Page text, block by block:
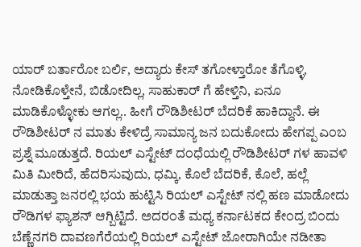
ಯಾರ್ ಬರ್ತಾರೋ ಬರ್ಲಿ, ಅದ್ಯಾರು ಕೇಸ್ ತಗೋಳ್ತಾರೋ ತೆಗೊಳ್ಳಿ,
ನೋಡಿಕೊಳ್ತೇನೆ, ಬಿಡೋದಿಲ್ಲ, ಸಾಹುಕಾರ್ ಗೆ ಹೇಳ್ತಿನಿ, ಏನೂ
ಮಾಡಿಕೊಳ್ಳೋಕು ಆಗಲ್ಲ.. ಹೀಗೆ ರೌಡಿಶೀಟರ್ ಬೆದರಿಕೆ ಹಾಕಿದ್ದಾನೆ. ಈ
ರೌಡಿಶೀಟರ್ ನ ಮಾತು ಕೇಳಿದ್ರೆ ಸಾಮಾನ್ಯ ಜನ ಬದುಕೋದು ಹೇಗಪ್ಪ ಎಂಬ
ಪ್ರಶ್ನೆ ಮೂಡುತ್ತದೆ. ರಿಯಲ್ ಎಸ್ಟೇಟ್ ದಂಧೆಯಲ್ಲಿ ರೌಡಿಶೀಟರ್ ಗಳ ಹಾವಳಿ
ಮಿತಿ ಮೀರಿದೆ, ಹೆದರಿಸುವುದು, ಧಮ್ಕಿ, ಕೊಲೆ ಬೆದರಿಕೆ, ಕೊಲೆ, ಹಲ್ಲೆ
ಮಾಡುತ್ತಾ ಜನರಲ್ಲಿ ಭಯ ಹುಟ್ಟಿಸಿ ರಿಯಲ್ ಎಸ್ಟೇಟ್ ನಲ್ಲಿ ಹಣ ಮಾಡೋದು
ರೌಡಿಗಳ ಫ್ಯಾಶನ್ ಆಗ್ಬಿಟ್ಟಿದೆ. ಅದರಂತೆ ಮಧ್ಯ ಕರ್ನಾಟಕದ ಕೇಂದ್ರ ಬಿಂದು
ಬೆಣ್ಣೆನಗರಿ ದಾವಣಗೆರೆಯಲ್ಲಿ ರಿಯಲ್ ಎಸ್ಟೇಟ್ ಜೋರಾಗಿಯೇ ನಡೀತಾ